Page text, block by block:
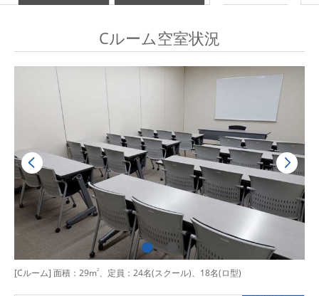
Cルーム空室状況
[Cルーム] 面積：29m2、定員：24名(スクール)、18名(ロ型)